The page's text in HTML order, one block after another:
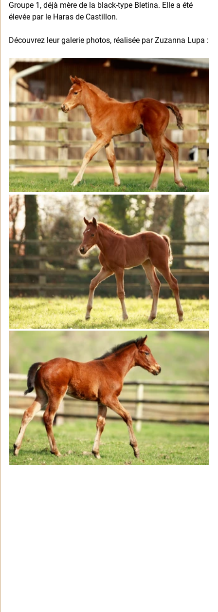
Groupe 1, déjà mère de la black-type Bletina. Elle a été
élevée par le Haras de Castillon.
Découvrez leur galerie photos, réalisée par Zuzanna Lupa :